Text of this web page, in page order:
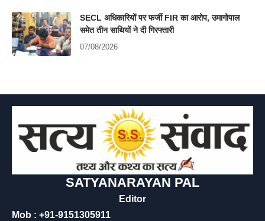
SECL अधिकारियों पर फर्जी FIR का आरोप, उमागोपाल
समेत तीन साथियों ने दी गिरफ्तारी
07/08/2026
SATYANARAYAN PAL
Editor
Mob : +91-9151305911